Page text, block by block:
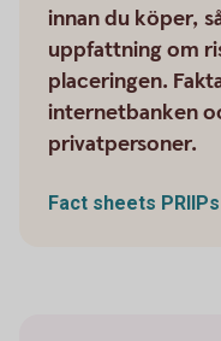
innan du köper,
uppfattning om
placeringen.
internetbanken
privatpersoner.
Fact sheets